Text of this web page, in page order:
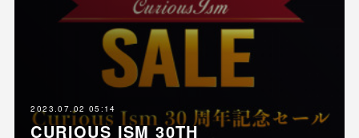
2023.07.02 05:14
CURIOUS ISM 30TH